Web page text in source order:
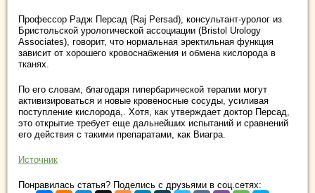
Профессор Радж Персад (Raj Persad), консультант-уролог из
Бристольской урологической ассоциации (Bristol Urology
Associates), говорит, что нормальная эректильная функция
зависит от хорошего кровоснабжения и обмена кислорода в
тканях.
По его словам, благодаря гипербарической терапии могут
активизироваться и новые кровеносные сосуды, усиливая
поступление кислорода,. Хотя, как утверждает доктор Персад,
это открытие требует еще дальнейших испытаний и сравнений
его действия с такими препаратами, как Виагра.
Источник
Понравилась статья? Поделись с друзьями в соц.сетях: